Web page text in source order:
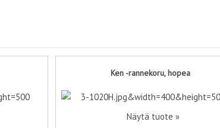
Ken -rannekoru, hopea
Näytä tuote »